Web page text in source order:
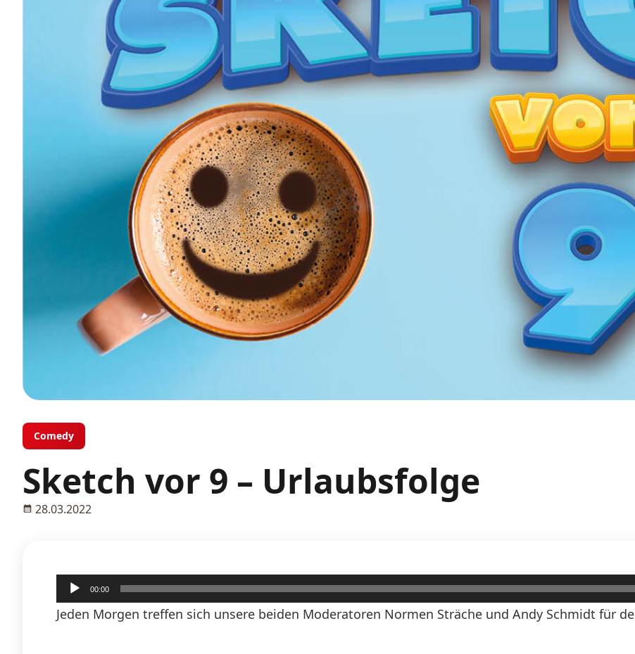
Comedy
Sketch vor 9 – Urlaubsfolge
28.03.2022
Audio-
Player
00:00
Jeden Morgen treffen sich unsere beiden Moderatoren Normen Sträche und Andy Schmidt für